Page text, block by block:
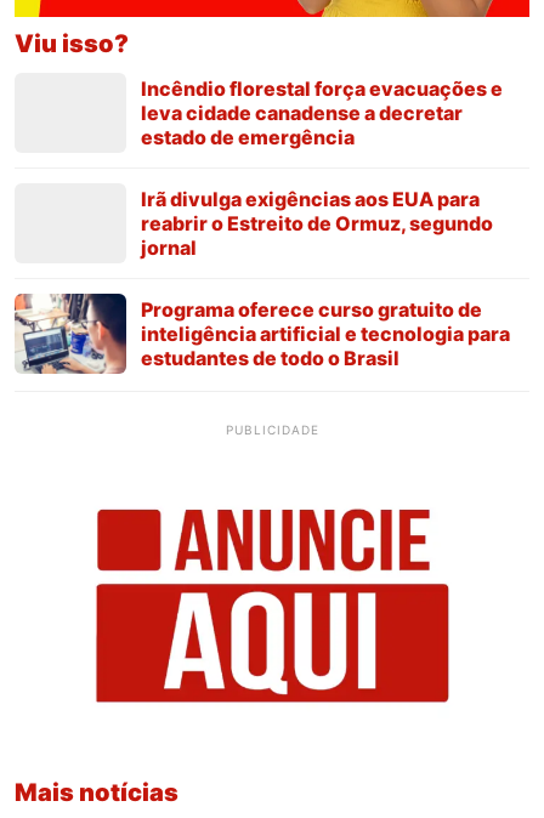
Viu isso?
Incêndio florestal força evacuações e
leva cidade canadense a decretar
estado de emergência
Irã divulga exigências aos EUA para
reabrir o Estreito de Ormuz, segundo
jornal
Programa oferece curso gratuito de
inteligência artificial e tecnologia para
estudantes de todo o Brasil
PUBLICIDADE
Mais notícias